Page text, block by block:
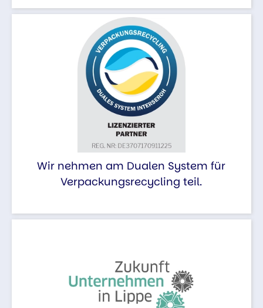
Wir nehmen am Dualen System für
Verpackungsrecycling teil.